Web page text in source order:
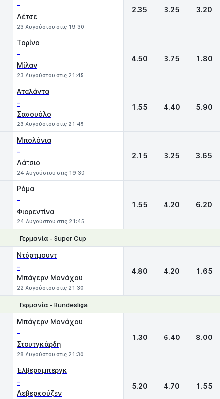
-
Λέτσε
23 Αυγούστου στις 19:30
2.35 3.25 3.20
Τορίνο
-
Μίλαν
23 Αυγούστου στις 21:45
4.50 3.75 1.80
Αταλάντα
-
Σασουόλο
23 Αυγούστου στις 21:45
1.55 4.40 5.90
Μπολόνια
-
Λάτσιο
24 Αυγούστου στις 19:30
2.15 3.25 3.65
Ρόμα
-
Φιορεντίνα
24 Αυγούστου στις 21:45
1.55 4.20 6.20
Γερμανία - Super Cup
Ντόρτμουντ
-
Μπάγερν Μονάχου
22 Αυγούστου στις 21:30
4.80 4.20 1.65
Γερμανία - Bundesliga
Μπάγερν Μονάχου
-
Στουτγκάρδη
28 Αυγούστου στις 21:30
1.30 6.40 8.00
Έλβερσμπεργκ
-
Λεβερκούζεν
5.20 4.70 1.55